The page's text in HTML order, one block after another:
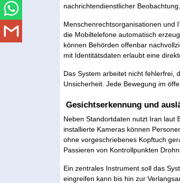
nachrichtendienstlicher Beobachtung.
Menschenrechtsorganisationen und
die Mobiltelefone automatisch
können Behörden offenbar
mit Identitätsdaten erlaubt eine
Das System arbeitet nicht fehlerfrei,
Unsicherheit. Jede Bewegung im
Gesichtserkennung und
Neben Standortdaten nutzt Iran laut
installierte Kameras können
ohne vorgeschriebenes Kopftuch
Passieren von Kontrollpunkten
Ein zentrales Instrument soll das
eingreifen kann bis hin zur